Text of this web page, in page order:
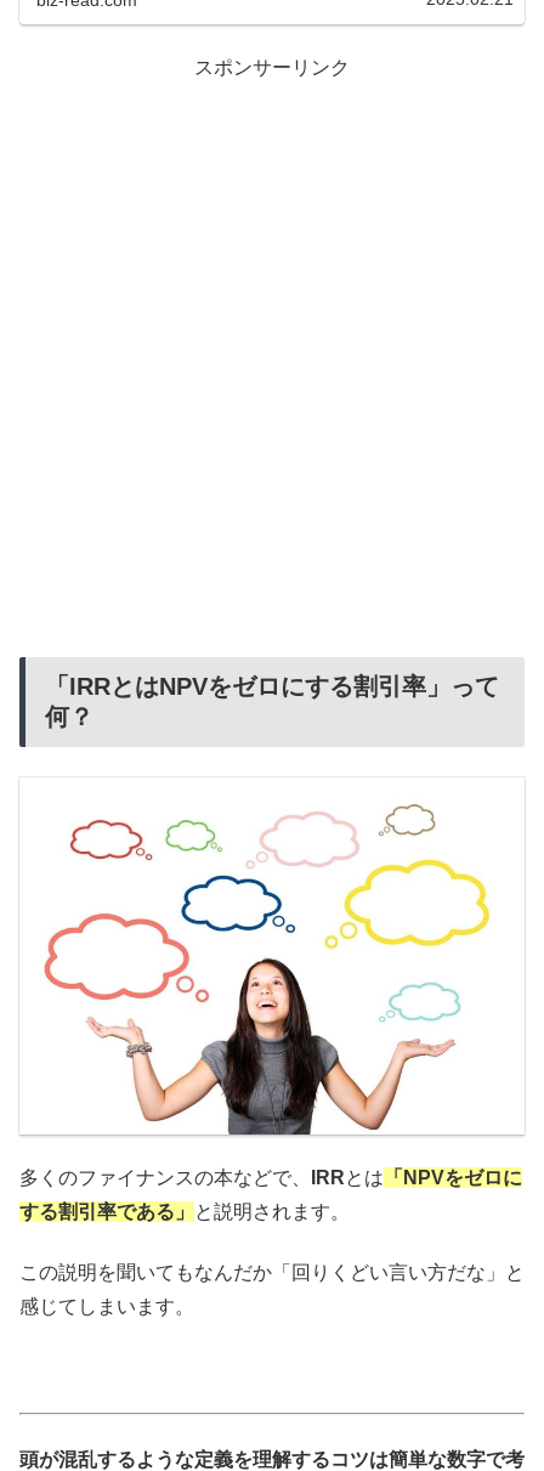
スポンサーリンク
「IRRとはNPVをゼロにする割引率」って
何？
多くのファイナンスの本などで、 IRRとは 「NPVをゼロに
する割引率である」
と説明されます。
この説明を聞いてもなんだか「回りくどい言い方だな」と
感じてしまいます。
頭が混乱するような定義を理解するコツは簡単な数字で考